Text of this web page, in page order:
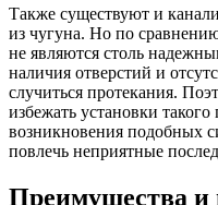
Также существуют и
из чугуна. Но по
не являются столь
наличия отверстий и
случиться протекания.
избежать установки
возникновения подобных
повлечь неприятные
Преимущества и